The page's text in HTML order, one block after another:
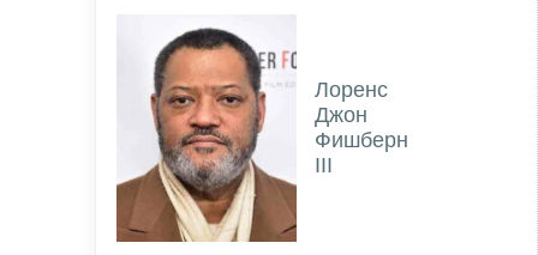
Лоренс
Джон
Фишберн
III